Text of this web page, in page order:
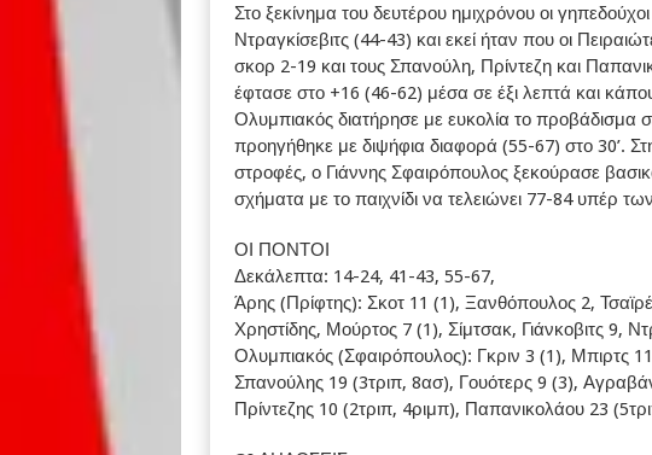
Στο ξεκίνημα του δευτέρου ημιχρόνου οι
Ντραγκίσεβιτς (44-43) και εκεί ήταν που οι
σκορ 2-19 και τους Σπανούλη, Πρίντεζη και
έφτασε στο +16 (46-62) μέσα σε έξι λεπτά και
Ολυμπιακός διατήρησε με ευκολία το προβάδισμα
προηγήθηκε με διψήφια διαφορά (55-67) στο 30’.
στροφές, ο Γιάννης Σφαιρόπουλος ξεκούρασε
σχήματα με το παιχνίδι να τελειώνει 77-84 υπέρ
ΟΙ ΠΟΝΤΟΙ
Δεκάλεπτα: 14-24, 41-43, 55-67,
Άρης (Πρίφτης): Σκοτ 11 (1), Ξανθόπουλος 2,
Χρηστίδης, Μούρτος 7 (1), Σίμτσακ, Γιάνκοβιτς 9,
Ολυμπιακός (Σφαιρόπουλος): Γκριν 3 (1), Μπιρτς
Σπανούλης 19 (3τριπ, 8ασ), Γουότερς 9 (3),
Πρίντεζης 10 (2τριπ, 4ριμπ), Παπανικολάου 23